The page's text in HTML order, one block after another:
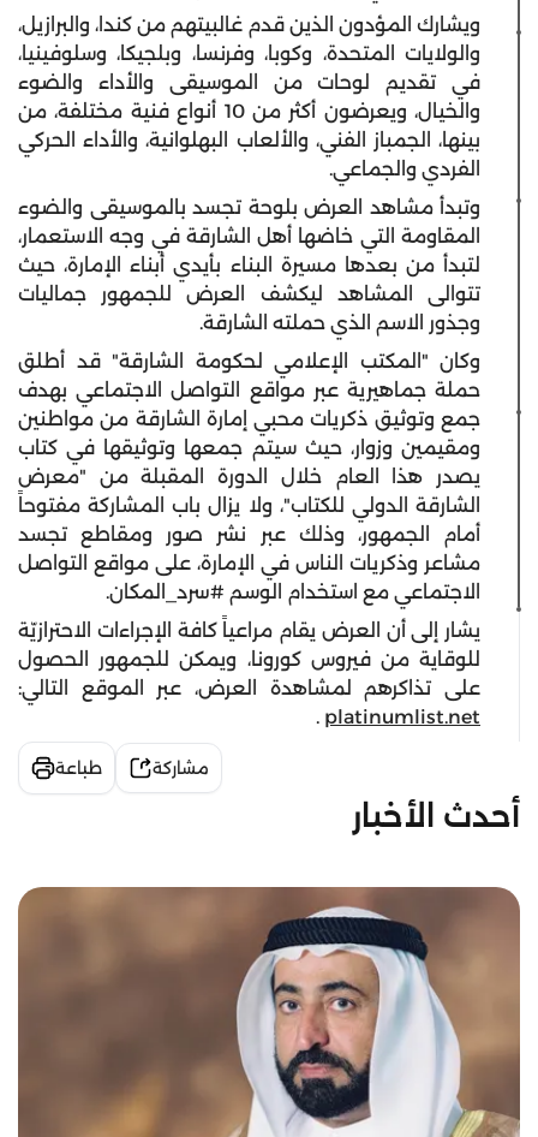
ويشارك المؤدون الذين قدم غالبيتهم من كندا، والبرازيل،
والولايات المتحدة، وكوبا، وفرنسا، وبلجيكا، وسلوفينيا،
في تقديم لوحات من الموسيقى والأداء والضوء
والخيال، ويعرضون أكثر من 10 أنواع فنية مختلفة، من
بينها، الجمباز الفني، والألعاب البهلوانية، والأداء الحركي
الفردي والجماعي.
وتبدأ مشاهد العرض بلوحة تجسد بالموسيقى والضوء
المقاومة التي خاضها أهل الشارقة في وجه الاستعمار،
لتبدأ من بعدها مسيرة البناء بأيدي أبناء الإمارة، حيث
تتوالى المشاهد ليكشف العرض للجمهور جماليات
وجذور الاسم الذي حملته الشارقة.
وكان "المكتب الإعلامي لحكومة الشارقة" قد أطلق
حملة جماهيرية عبر مواقع التواصل الاجتماعي بهدف
جمع وتوثيق ذكريات محبي إمارة الشارقة من مواطنين
ومقيمين وزوار، حيث سيتم جمعها وتوثيقها في كتاب
يصدر هذا العام خلال الدورة المقبلة من "معرض
الشارقة الدولي للكتاب"، ولا يزال باب المشاركة مفتوحاً
أمام الجمهور، وذلك عبر نشر صور ومقاطع تجسد
مشاعر وذكريات الناس في الإمارة، على مواقع التواصل
الاجتماعي مع استخدام الوسم #سرد_المكان.
يشار إلى أن العرض يقام مراعياً كافة الإجراءات الاحترازيّة
للوقاية من فيروس كورونا، ويمكن للجمهور الحصول
على تذاكرهم لمشاهدة العرض، عبر الموقع التالي:
platinumlist.net
.
مشاركة طباعة
أحدث الأخبار